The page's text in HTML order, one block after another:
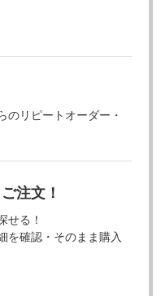
のリピートオーダー・
注文！
せる！
を確認・そのまま購入